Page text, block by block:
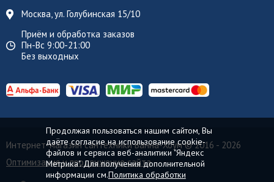
Москва, ул. Голубинская 15/10
Приём и обработка заказов
Пн-Вс 9:00-21:00
Без выходных
Интернет-магазин сантехники Ванна-Хоум© 2016 - 2026
Оптимизация и продвижение сайта
Продолжая пользоваться нашим сайтом, Вы
даёте согласие на использование cookie-
файлов и сервиса веб-аналитики "Яндекс
Метрика". Для получения дополнительной
информации см.Политика обработки